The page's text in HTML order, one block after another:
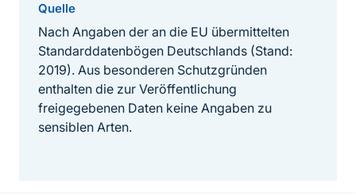
Quelle
Nach Angaben der an die EU übermittelten
Standarddatenbögen Deutschlands (Stand:
2019). Aus besonderen Schutzgründen
enthalten die zur Veröffentlichung
freigegebenen Daten keine Angaben zu
sensiblen Arten.